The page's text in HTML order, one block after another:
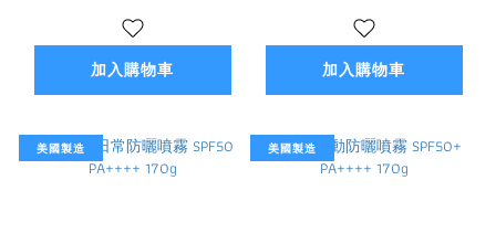
加入購物車 加入購物車
美國製造 美國製造